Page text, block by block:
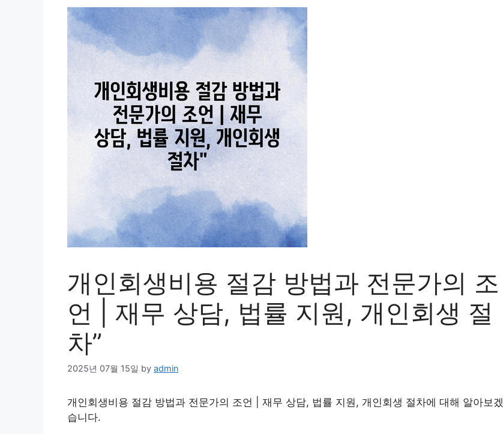
개인회생비용 절감 방법과 전문가의 조
언 | 재무 상담, 법률 지원, 개인회생 절
차”
2025년 07월 15일 by admin
개인회생비용 절감 방법과 전문가의 조언 | 재무 상담, 법률 지원, 개인회생 절차에 대해 알아보겠
습니다.